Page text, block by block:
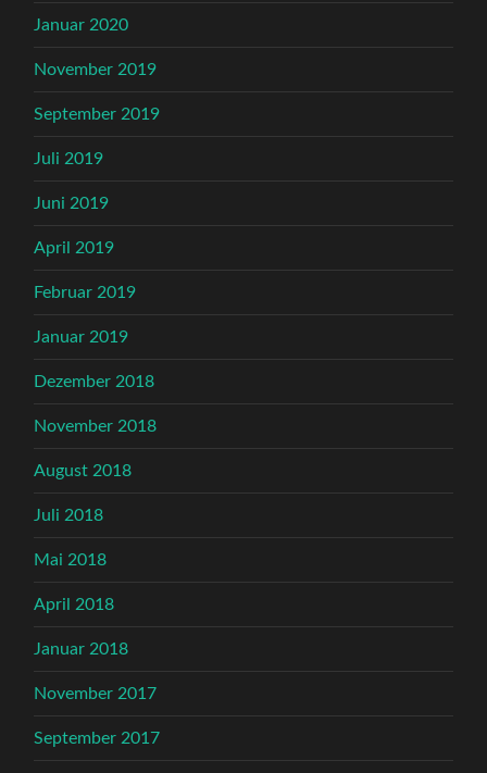
Januar 2020
November 2019
September 2019
Juli 2019
Juni 2019
April 2019
Februar 2019
Januar 2019
Dezember 2018
November 2018
August 2018
Juli 2018
Mai 2018
April 2018
Januar 2018
November 2017
September 2017